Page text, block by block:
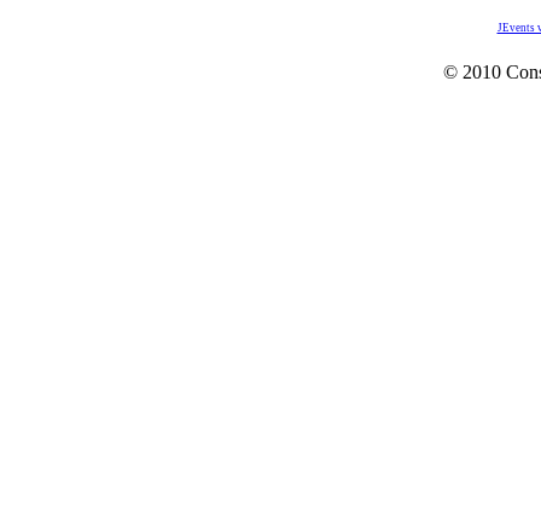
JEvents
© 2010